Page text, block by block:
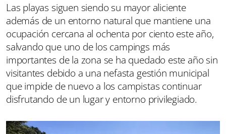
Las playas siguen siendo su mayor aliciente
además de un entorno natural que mantiene una
ocupación cercana al ochenta por ciento este año,
salvando que uno de los campings más
importantes de la zona se ha quedado este año sin
visitantes debido a una nefasta gestión municipal
que impide de nuevo a los campistas continuar
disfrutando de un lugar y entorno privilegiado.